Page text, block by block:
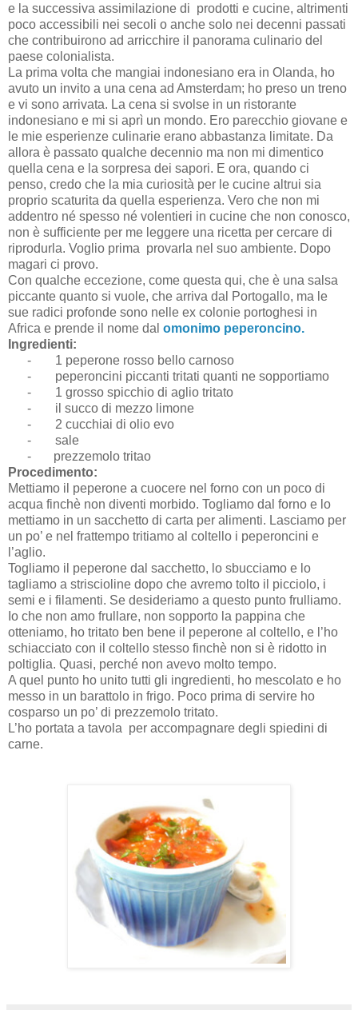
e la successiva assimilazione di prodotti e cucine, altrimenti
poco accessibili nei secoli o anche solo nei decenni passati
che contribuirono ad arricchire il panorama culinario del
paese colonialista.
La prima volta che mangiai indonesiano era in Olanda, ho
avuto un invito a una cena ad Amsterdam; ho preso un treno
e vi sono arrivata. La cena si svolse in un ristorante
indonesiano e mi si aprì un mondo. Ero parecchio giovane e
le mie esperienze culinarie erano abbastanza limitate. Da
allora è passato qualche decennio ma non mi dimentico
quella cena e la sorpresa dei sapori. E ora, quando ci
penso, credo che la mia curiosità per le cucine altrui sia
proprio scaturita da quella esperienza. Vero che non mi
addentro né spesso né volentieri in cucine che non conosco,
non è sufficiente per me leggere una ricetta per cercare di
riprodurla. Voglio prima provarla nel suo ambiente. Dopo
magari ci provo.
Con qualche eccezione, come questa qui, che è una salsa
piccante quanto si vuole, che arriva dal Portogallo, ma le
sue radici profonde sono nelle ex colonie portoghesi in
Africa e prende il nome dal omonimo peperoncino.
Ingredienti:
-
1 peperone rosso bello carnoso
-
peperoncini piccanti tritati quanti ne sopportiamo
-
1 grosso spicchio di aglio tritato
-
il succo di mezzo limone
-
2 cucchiai di olio evo
-
sale
- prezzemolo tritao
Procedimento:
Mettiamo il peperone a cuocere nel forno con un poco di
acqua finchè non diventi morbido. Togliamo dal forno e lo
mettiamo in un sacchetto di carta per alimenti. Lasciamo per
un po’ e nel frattempo tritiamo al coltello i peperoncini e
l’aglio.
Togliamo il peperone dal sacchetto, lo sbucciamo e lo
tagliamo a striscioline dopo che avremo tolto il picciolo, i
semi e i filamenti. Se desideriamo a questo punto frulliamo.
Io che non amo frullare, non sopporto la pappina che
otteniamo, ho tritato ben bene il peperone al coltello, e l’ho
schiacciato con il coltello stesso finchè non si è ridotto in
poltiglia. Quasi, perché non avevo molto tempo.
A quel punto ho unito tutti gli ingredienti, ho mescolato e ho
messo in un barattolo in frigo. Poco prima di servire ho
cosparso un po’ di prezzemolo tritato.
L’ho portata a tavola per accompagnare degli spiedini di
carne.